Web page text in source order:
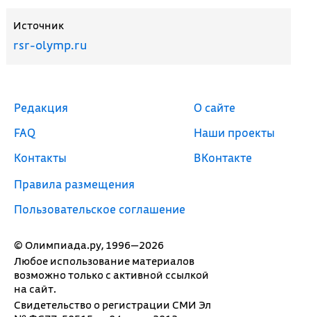
Источник
rsr-olymp.ru
© Олимпиада.ру, 1996—2026
Любое использование материалов
возможно только с активной ссылкой
на сайт.
Свидетельство о регистрации СМИ Эл
Редакция
FAQ
Контакты
Правила размещения
Пользовательское соглашение
О сайте
Наши проекты
ВКонтакте